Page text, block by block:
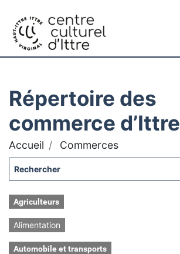
Répertoire des
commerce d’Ittre
Accueil Commerces
Agriculteurs
Alimentation
Automobile et transports